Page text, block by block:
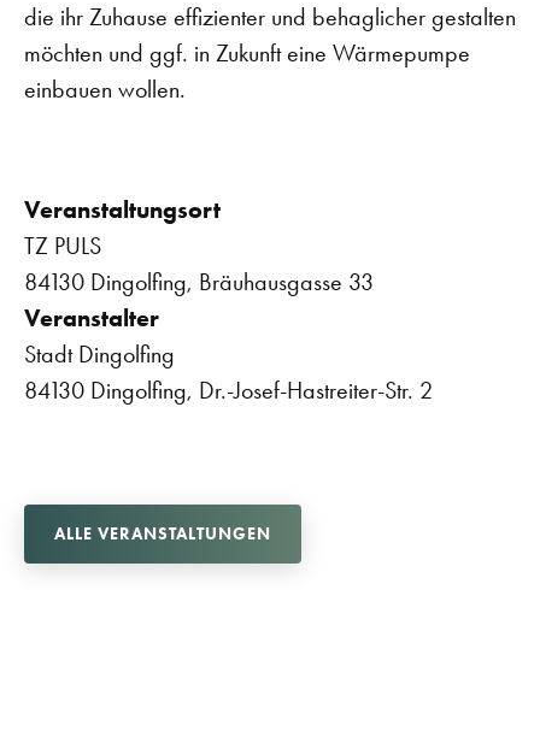
die ihr Zuhause effizienter und behaglicher gestalten
möchten und ggf. in Zukunft eine Wärmepumpe
einbauen wollen.
Veranstaltungsort
TZ PULS
84130 Dingolfing, Bräuhausgasse 33
Veranstalter
Stadt Dingolfing
84130 Dingolfing, Dr.-Josef-Hastreiter-Str. 2
ALLE VERANSTALTUNGEN